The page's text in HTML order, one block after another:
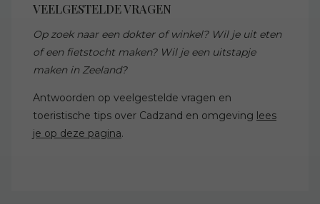
VEELGESTELDE VRAGEN
Op zoek naar een dokter of winkel? Wil je uit eten
of een fietstocht maken? Wil je een uitstapje
maken in Zeeland?
Antwoorden op veelgestelde vragen en
toeristische tips over Cadzand en omgeving lees
je op deze pagina.